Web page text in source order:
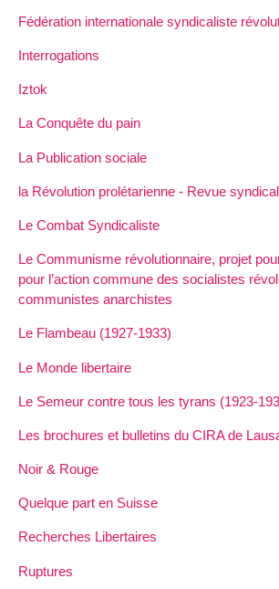
Fédération internationale syndicaliste
Interrogations
Iztok
La Conquête du pain
La Publication sociale
la Révolution prolétarienne - Revue
Le Combat Syndicaliste
Le Communisme révolutionnaire, projet
pour l’action commune des socialistes
communistes anarchistes
Le Flambeau (1927-1933)
Le Monde libertaire
Le Semeur contre tous les tyrans (1923-
Les brochures et bulletins du CIRA de
Noir & Rouge
Quelque part en Suisse
Recherches Libertaires
Ruptures